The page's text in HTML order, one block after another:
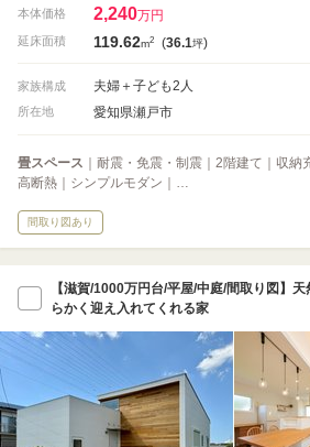
本体価格 2,240万円
延床面積 119.62m2 (36.1坪)
家族構成 夫婦＋子ども2人
所在地 愛知県瀬戸市
畳スペース ｜耐震・免震・制震｜2階建て｜収納
高断熱｜シンプルモダン｜…
間取り図あり
【滋賀/1000万円台/平屋/中庭/間取り図】
らかく迎え入れてくれる家